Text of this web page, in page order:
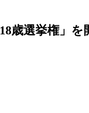
歳選挙権」